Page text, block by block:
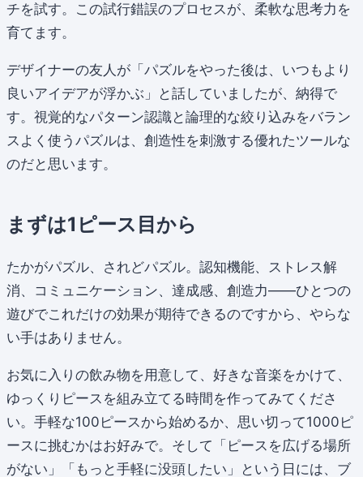
チを試す。この試行錯誤のプロセスが、柔軟な思考力を
育てます。
デザイナーの友人が「パズルをやった後は、いつもより
良いアイデアが浮かぶ」と話していましたが、納得で
す。視覚的なパターン認識と論理的な絞り込みをバラン
スよく使うパズルは、創造性を刺激する優れたツールな
のだと思います。
まずは1ピース目から
たかがパズル、されどパズル。認知機能、ストレス解
消、コミュニケーション、達成感、創造力——ひとつの
遊びでこれだけの効果が期待できるのですから、やらな
い手はありません。
お気に入りの飲み物を用意して、好きな音楽をかけて、
ゆっくりピースを組み立てる時間を作ってみてくださ
い。手軽な100ピースから始めるか、思い切って1000ピ
ースに挑むかはお好みで。そして「ピースを広げる場所
がない」「もっと手軽に没頭したい」という日には、ブ